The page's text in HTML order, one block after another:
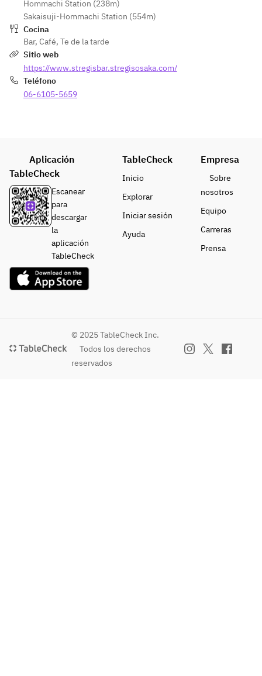
Corn
tartlets
→ Mask
minutes):
Afternoon
Tea
r noon tea
Menu
Hommachi Station (238m)
Sakaisuji-Hommachi Station (554m)
Cocina
Bar, Café, Te de la tarde
Sitio web
https://www.stregisbar.stregisosaka.com/
Teléfono
06-6105-5659
Aplicación
TableCheck
Escanear
para
descargar
la
aplicación
TableCheck
TableCheck
Inicio
Explorar
Iniciar sesión
Ayuda
Empresa
Sobre
nosotros
Equipo
Carreras
Prensa
© 2025 TableCheck Inc.
Todos los derechos
reservados